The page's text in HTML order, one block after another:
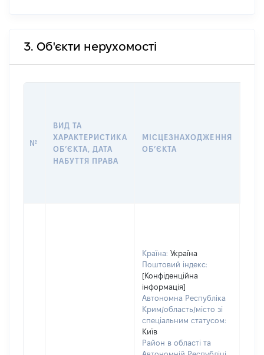
3. Об'єкти нерухомості
№
ВИД ТА
ХАРАКТЕРИСТИКА
ОБʼЄКТА, ДАТА
НАБУТТЯ ПРАВА
МІСЦЕЗНАХОДЖЕННЯ
ОБʼЄКТА
Країна: Україна
Поштовий індекс:
[Конфіденційна
інформація]
Автономна Республіка
Крим/область/місто зі
спеціальним статусом:
Київ
Район в області та